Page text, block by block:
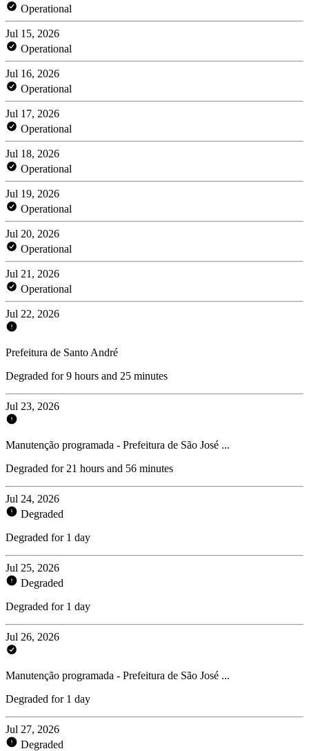
Operational
Jul 15, 2026
Operational
Jul 16, 2026
Operational
Jul 17, 2026
Operational
Jul 18, 2026
Operational
Jul 19, 2026
Operational
Jul 20, 2026
Operational
Jul 21, 2026
Operational
Jul 22, 2026
Prefeitura de Santo André
Degraded for 9 hours and 25 minutes
Jul 23, 2026
Manutenção programada - Prefeitura de São José ...
Degraded for 21 hours and 56 minutes
Jul 24, 2026
Degraded
Degraded for 1 day
Jul 25, 2026
Degraded
Degraded for 1 day
Jul 26, 2026
Manutenção programada - Prefeitura de São José ...
Degraded for 1 day
Jul 27, 2026
Degraded